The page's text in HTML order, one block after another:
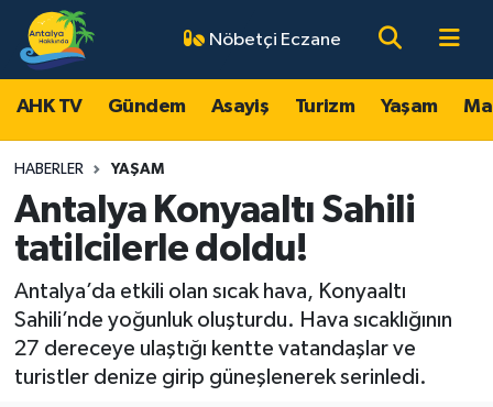
Nöbetçi Eczane
AHK TV Gündem Asayiş Turizm Yaşam
HABERLER YAŞAM
Antalya Konyaaltı Sahili
tatilcilerle doldu!
Antalya’da etkili olan sıcak hava, Konyaaltı
Sahili’nde yoğunluk oluşturdu. Hava sıcaklığının
27 dereceye ulaştığı kentte vatandaşlar ve
turistler denize girip güneşlenerek serinledi.
AHK TV
Gündem
Asayiş
Turizm
Yaşam
Magazin
Antalya Nöbetçi Eczaneler
Antalya Hava Durumu
Antalya Namaz Vakitleri
Antalya Trafik Yoğunluk Haritası
Süper Lig Puan Durumu ve Fikstür
Tüm Manşetler